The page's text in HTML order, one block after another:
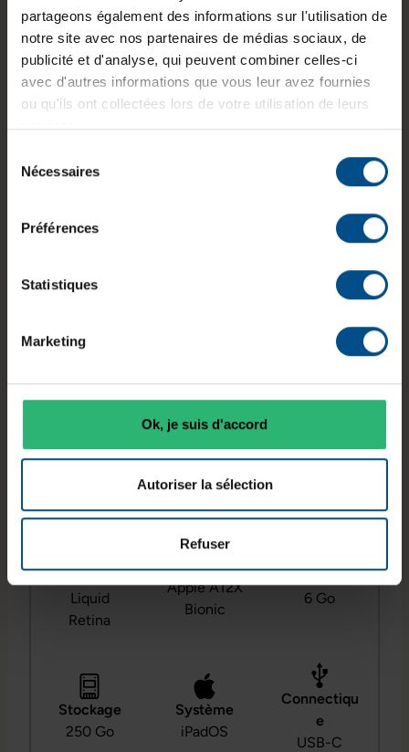
partageons également des informations sur l'utilisation de
notre site avec nos partenaires de médias sociaux, de
publicité et d'analyse, qui peuvent combiner celles-ci
avec d'autres informations que vous leur avez fournies
ou qu'ils ont collectées lors de votre utilisation de leurs
services.
Nécessaires
Préférences
Statistiques
Marketing
Ok, je suis d'accord
Autoriser la sélection
Refuser
tablette reconditionnée conçue pour la
Dotée de la puce Apple A12X Bionic, de 6 Go de
mémoire vive et d'un stockage de 250 Go, elle
applications du quotidien et les logiciels
compatibles avec iPadOS. Son écran Liquid
Retina de 12,9 pouces assure un affichage
détaillé, tandis que sa connectivité USB-C et sa
compatibilité 4G LTE facilitent son utilisation en
déplacement.
12,9 pouces
Liquid
Retina
Processeur
Apple A12X
Bionic
RAM
6 Go
Stockage
250 Go
Système
iPadOS
Connectiqu
e
USB-C
Dimensions (L x l x H) :
5 x 214 x 280
mm
Poids :